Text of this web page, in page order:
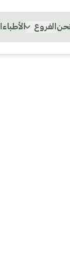
الفروع الأطباء